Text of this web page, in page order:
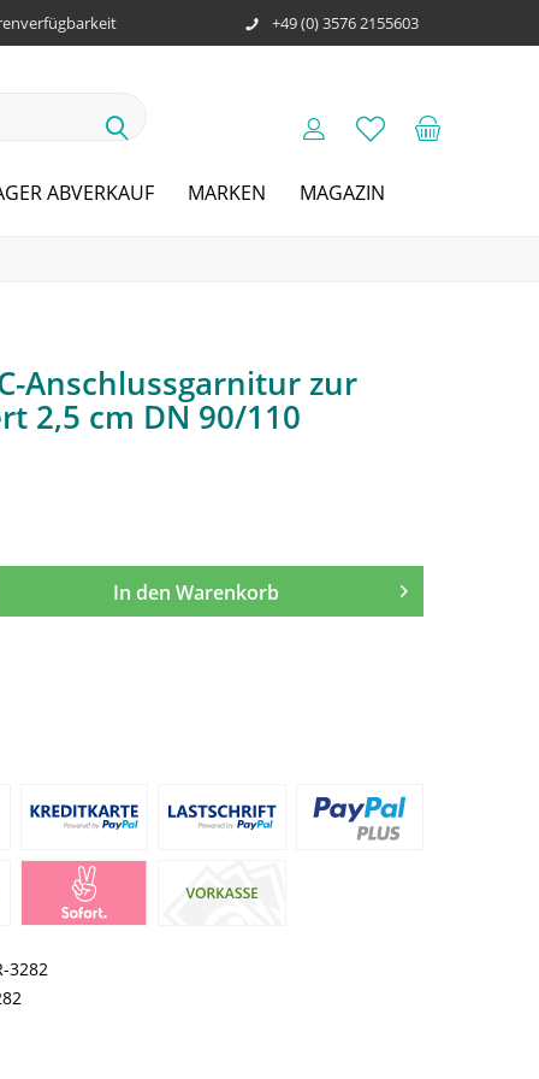
+49 (0) 3576 2155603
ABVERKAUF MARKEN MAGAZIN
Anschlussgarnitur zur
2,5 cm DN 90/110
In den Warenkorb
3282